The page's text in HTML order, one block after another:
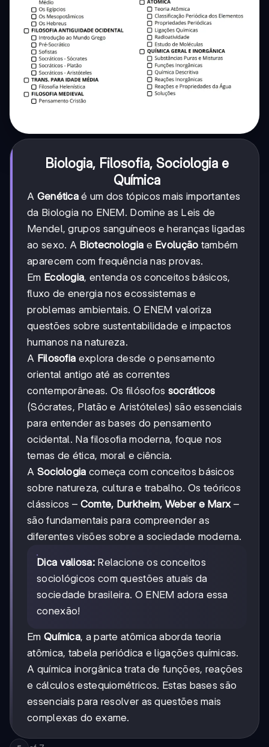
Biologia, Filosofia, Sociologia e
Química
A Genética é um dos tópicos mais importantes
da Biologia no ENEM. Domine as Leis de
Mendel, grupos sanguíneos e heranças ligadas
ao sexo. A Biotecnologia e Evolução também
aparecem com frequência nas provas.
Em Ecologia, entenda os conceitos básicos,
fluxo de energia nos ecossistemas e
problemas ambientais. O ENEM valoriza
questões sobre sustentabilidade e impactos
humanos na natureza.
A Filosofia explora desde o pensamento
oriental antigo até as correntes
contemporâneas. Os filósofos socráticos
(Sócrates, Platão e Aristóteles) são essenciais
para entender as bases do pensamento
ocidental. Na filosofia moderna, foque nos
temas de ética, moral e ciência.
A Sociologia começa com conceitos básicos
sobre natureza, cultura e trabalho. Os teóricos
clássicos – Comte, Durkheim, Weber e Marx–
são fundamentais para compreender as
diferentes visões sobre a sociedade moderna.
Dica valiosa:Relacione os conceitos
sociológicos com questões atuais da
sociedade brasileira. O ENEM adora essa
conexão!
Em Química, a parte atômica aborda teoria
atômica, tabela periódica e ligações químicas.
A química inorgânica trata de funções, reações
e cálculos estequiométricos. Estas bases são
essenciais para resolver as questões mais
complexas do exame.